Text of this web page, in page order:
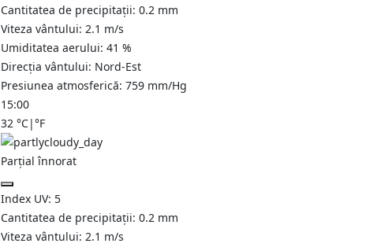
Cantitatea de precipitații: 0.2 mm
Viteza vântului: 2.1 m/s
Umiditatea aerului: 41 %
Direcția vântului: Nord-Est
Presiunea atmosferică: 759 mm/Hg
15:00
32 °C|°F
Parțial înnorat
Index UV: 5
Cantitatea de precipitații: 0.2 mm
Viteza vântului: 2.1 m/s